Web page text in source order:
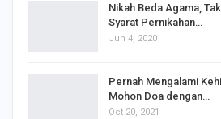
Nikah Beda Agama,
Syarat Pernikahan…
Jun 4, 2020
Pernah Mengalami
Mohon Doa dengan…
Oct 20, 2021